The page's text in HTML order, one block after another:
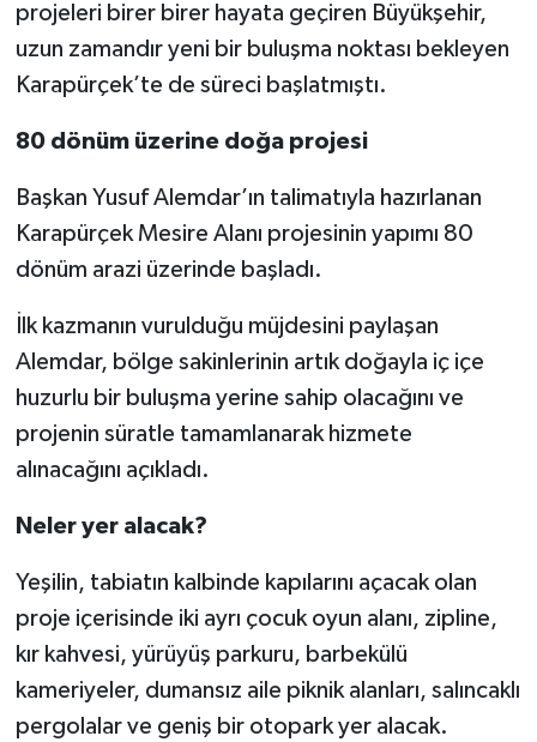
projeleri birer birer hayata geçiren Büyükşehir,
uzun zamandır yeni bir buluşma noktası bekleyen
Karapürçek’te de süreci başlatmıştı.
80 dönüm üzerine doğa projesi
Başkan Yusuf Alemdar’ın talimatıyla hazırlanan
Karapürçek Mesire Alanı projesinin yapımı 80
dönüm arazi üzerinde başladı.
İlk kazmanın vurulduğu müjdesini paylaşan
Alemdar, bölge sakinlerinin artık doğayla iç içe
huzurlu bir buluşma yerine sahip olacağını ve
projenin süratle tamamlanarak hizmete
alınacağını açıkladı.
Neler yer alacak?
Yeşilin, tabiatın kalbinde kapılarını açacak olan
proje içerisinde iki ayrı çocuk oyun alanı, zipline,
kır kahvesi, yürüyüş parkuru, barbekülü
kameriyeler, dumansız aile piknik alanları, salıncaklı
pergolalar ve geniş bir otopark yer alacak.